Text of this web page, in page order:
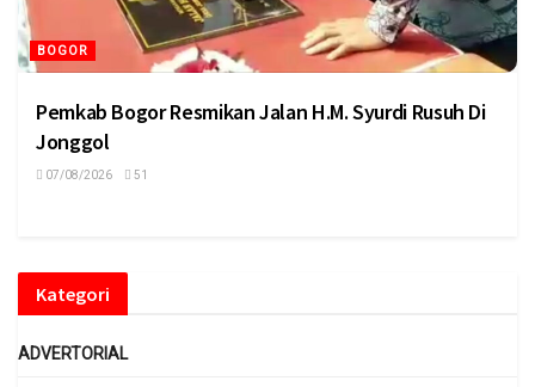
BOGOR
Pemkab Bogor Resmikan Jalan H.M. Syurdi Rusuh Di
Jonggol
07/08/2026 51
Kategori
ADVERTORIAL